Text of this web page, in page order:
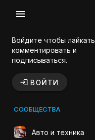
Войдите чтобы лайкать,
комментировать и
подписываться.
ВОЙТИ
СООБЩЕСТВА
Авто и техника